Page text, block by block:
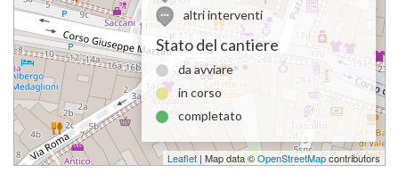
altri interventi
Stato del cantiere
da avviare
in corso
completato
Leaflet | Map data ©OpenStreetMapcontributors